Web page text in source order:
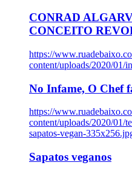
CONRAD
CONCEITO
https://
content/uploads/2020/01/
No Infame, O Chef
https://
content/uploads/2020/01/
sapatos-vegan-
Sapatos veganos